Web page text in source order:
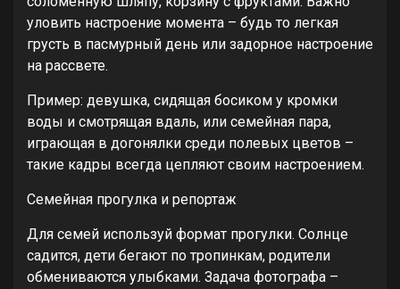
уловить настроение момента – будь то легкая
грусть в пасмурный день или задорное настроение
на рассвете.
Пример: девушка, сидящая босиком у кромки
воды и смотрящая вдаль, или семейная пара,
играющая в догонялки среди полевых цветов –
такие кадры всегда цепляют своим настроением.
Семейная прогулка и репортаж
Для семей используй формат прогулки. Солнце
садится, дети бегают по тропинкам, родители
обмениваются улыбками. Задача фотографа –